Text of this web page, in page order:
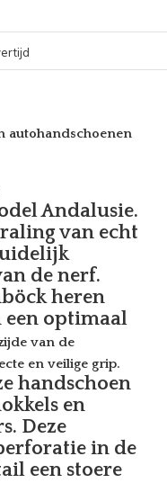
autohandschoenen
Andalusie.
van echt
de nerf.
heren
een optimaal
van de
en veilige grip.
handschoen
en
Deze
in de
een stoere